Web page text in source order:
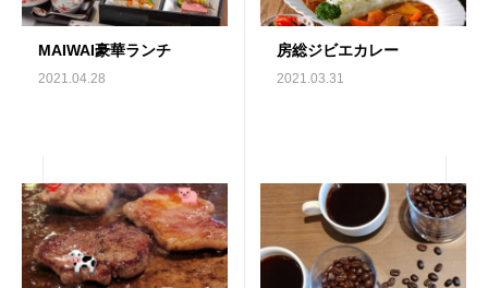
MAIWAI豪華ランチ
2021.04.28
房総ジビエカレー
2021.03.31